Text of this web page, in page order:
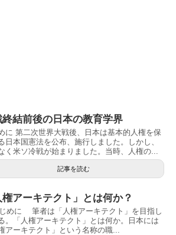
終結前後の日本の教育学界
に 第二次世界大戦後、日本は基本的人権を保
日本国憲法を公布、施行しました。しかし、
く米ソ冷戦が始まりました。当時、人権の...
記事を読む
権アーキテクト」とは何か？
めに 筆者は「人権アーキテクト」を目指し
。「人権アーキテクト」とは何か。日本には
アーキテクト」という名称の職...